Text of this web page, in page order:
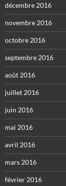
décembre 2016
novembre 2016
octobre 2016
septembre 2016
août 2016
juillet 2016
juin 2016
mai 2016
avril 2016
mars 2016
février 2016